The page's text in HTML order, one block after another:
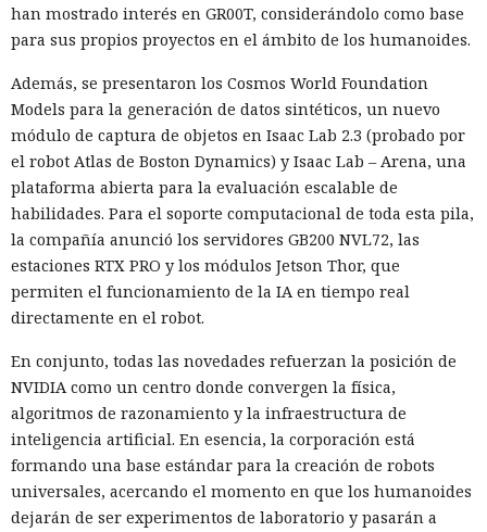
han mostrado interés en GR00T, considerándolo como base
para sus propios proyectos en el ámbito de los humanoides.
Además, se presentaron los Cosmos World Foundation
Models para la generación de datos sintéticos, un nuevo
módulo de captura de objetos en Isaac Lab 2.3 (probado por
el robot Atlas de Boston Dynamics) y Isaac Lab – Arena, una
plataforma abierta para la evaluación escalable de
habilidades. Para el soporte computacional de toda esta pila,
la compañía anunció los servidores GB200 NVL72, las
estaciones RTX PRO y los módulos Jetson Thor, que
permiten el funcionamiento de la IA en tiempo real
directamente en el robot.
En conjunto, todas las novedades refuerzan la posición de
NVIDIA como un centro donde convergen la física,
algoritmos de razonamiento y la infraestructura de
inteligencia artificial. En esencia, la corporación está
formando una base estándar para la creación de robots
universales, acercando el momento en que los humanoides
dejarán de ser experimentos de laboratorio y pasarán a